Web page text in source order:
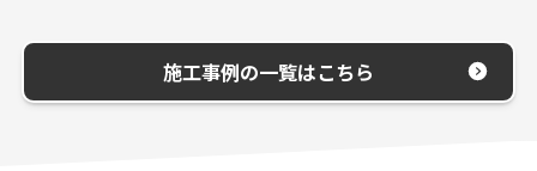
施工事例の一覧はこちら